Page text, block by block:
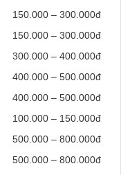
150.000 – 300.000đ
150.000 – 300.000đ
300.000 – 400.000đ
400.000 – 500.000đ
400.000 – 500.000đ
100.000 – 150.000đ
500.000 – 800.000đ
500.000 – 800.000đ